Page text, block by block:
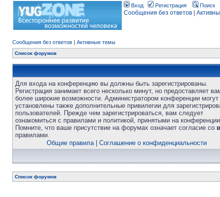
Вход Регистрация Поиск
Сообщения без ответов
Сообщения без ответов | Активные темы
Список форумов
Для входа на конференцию вы должны быть зарегистрированы.
Регистрация занимает всего несколько минут, но предоставляет
более широкие возможности. Администратором конференции
установлены также дополнительные привилегии для
пользователей. Прежде чем зарегистрироваться, вам следует
ознакомиться с правилами и политикой, принятыми на
Помните, что ваше присутствие на форумах означает согласие со
правилами.
Общие правила| Соглашение о конфиденциальности
Список форумов